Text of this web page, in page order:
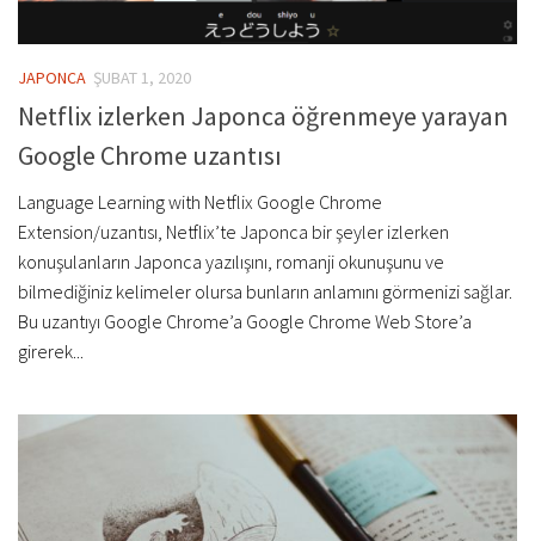
JAPONCA ŞUBAT 1, 2020
Netflix izlerken Japonca öğrenmeye yarayan
Google Chrome uzantısı
Language Learning with Netflix Google Chrome
Extension/uzantısı, Netflix’te Japonca bir şeyler izlerken
konuşulanların Japonca yazılışını, romanji okunuşunu ve
bilmediğiniz kelimeler olursa bunların anlamını görmenizi sağlar.
Bu uzantıyı Google Chrome’a Google Chrome Web Store’a
girerek...